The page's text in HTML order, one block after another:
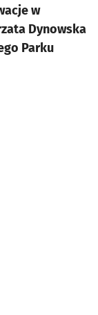
w
Dynowska
Parku